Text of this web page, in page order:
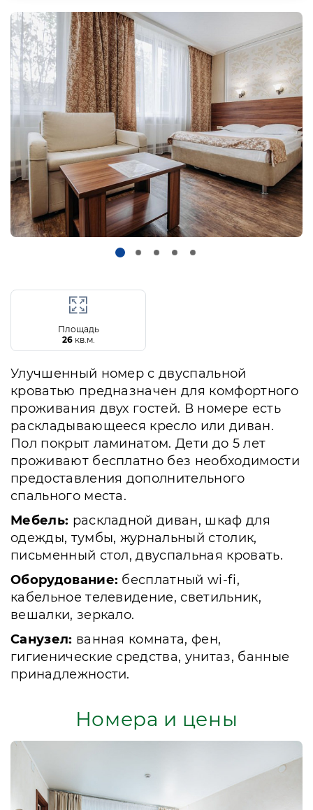
Площадь
26кв.м.
Улучшенный номер с двуспальной
кроватью предназначен для комфортного
проживания двух гостей. В номере есть
раскладывающееся кресло или диван.
Пол покрыт ламинатом. Дети до 5 лет
проживают бесплатно без необходимости
предоставления дополнительного
спального места.
Мебель: раскладной диван, шкаф для
одежды, тумбы, журнальный столик,
письменный стол, двуспальная кровать.
Оборудование: бесплатный wi-fi,
кабельное телевидение, светильник,
вешалки, зеркало.
Санузел: ванная комната, фен,
гигиенические средства, унитаз, банные
принадлежности.
Номера и цены